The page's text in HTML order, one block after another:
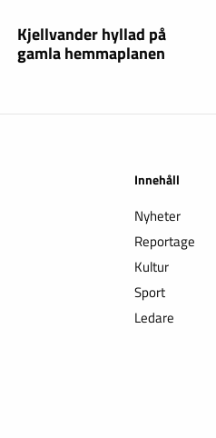
Kjellvander hyllad på
gamla hemmaplanen
Innehåll
Nyheter
Reportage
Kultur
Sport
Ledare